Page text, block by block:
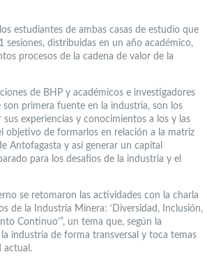
estudiantes de ambas casas de estudio que
sesiones, distribuidas en un año académico,
procesos de la cadena de valor de la
de BHP y académicos e investigadores
son primera fuente en la industria, son los
experiencias y conocimientos a los y las
objetivo de formarlos en relación a la matriz
Antofagasta y así generar un capital
para los desafíos de la industria y el
se retomaron las actividades con la charla
de la Industria Minera: ‘Diversidad, Inclusión,
Continuo’”, un tema que, según la
industria de forma transversal y toca temas
actual.